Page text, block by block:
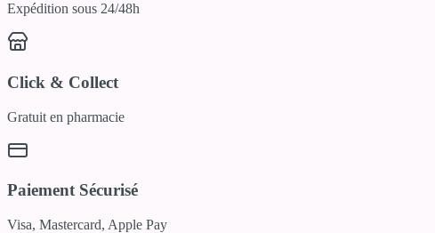
Expédition sous 24/48h
Click & Collect
Gratuit en pharmacie
Paiement Sécurisé
Visa, Mastercard, Apple Pay